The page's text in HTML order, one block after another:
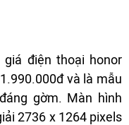
điện thoại honor
và là mẫu
gờm. Màn hình
2736 x 1264 pixels